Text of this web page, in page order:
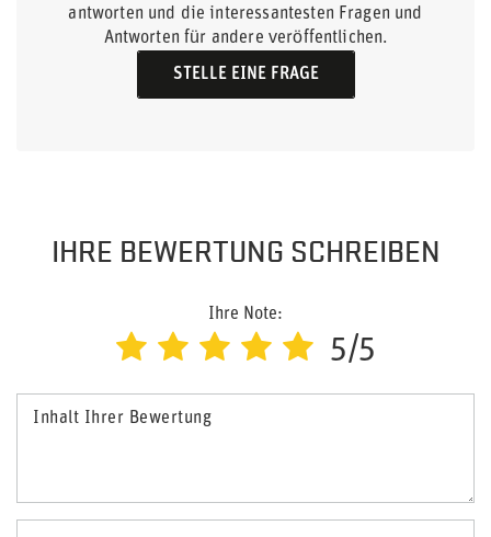
antworten und die interessantesten Fragen und
Antworten für andere veröffentlichen.
STELLE EINE FRAGE
IHRE BEWERTUNG SCHREIBEN
Ihre Note:
5/5
Inhalt Ihrer Bewertung